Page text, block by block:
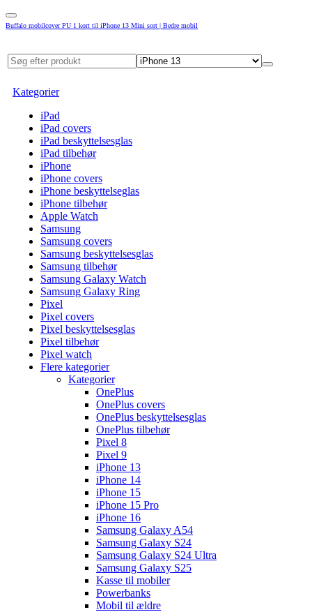
Buffalo mobilcover PU 1 kort til iPhone 13 Mini sort | Bedre mobil
Kategorier
iPad
iPad covers
iPad beskyttelsesglas
iPad tilbehør
iPhone
iPhone covers
iPhone beskyttelseglas
iPhone tilbehør
Apple Watch
Samsung
Samsung covers
Samsung beskyttelsesglas
Samsung tilbehør
Samsung Galaxy Watch
Samsung Galaxy Ring
Pixel
Pixel covers
Pixel beskyttelsesglas
Pixel tilbehør
Pixel watch
Flere kategorier
Kategorier
OnePlus
OnePlus covers
OnePlus beskyttelsesglas
OnePlus tilbehør
Pixel 8
Pixel 9
iPhone 13
iPhone 14
iPhone 15
iPhone 15 Pro
iPhone 16
Samsung Galaxy A54
Samsung Galaxy S24
Samsung Galaxy S24 Ultra
Samsung Galaxy S25
Kasse til mobiler
Powerbanks
Mobil til ældre